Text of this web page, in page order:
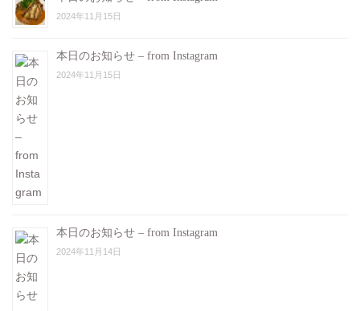
2024年11月15日
本日のお知らせ – from Instagram
2024年11月15日
本日のお知らせ – from Instagram
2024年11月14日